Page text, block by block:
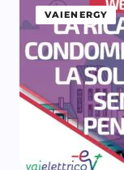
VAIENERGY